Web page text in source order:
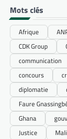
Mots clés
Afrique
CDK Group
communication
concours
diplomatie
Faure
Ghana
Justice
Mali